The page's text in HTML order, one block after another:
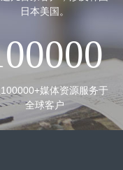
日本美国。
媒体资源服务于
全球客户